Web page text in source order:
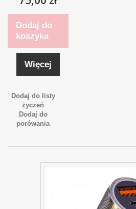
Dodaj do
koszyka
Więcej
Dodaj do listy
życzeń
Dodaj do
porówania